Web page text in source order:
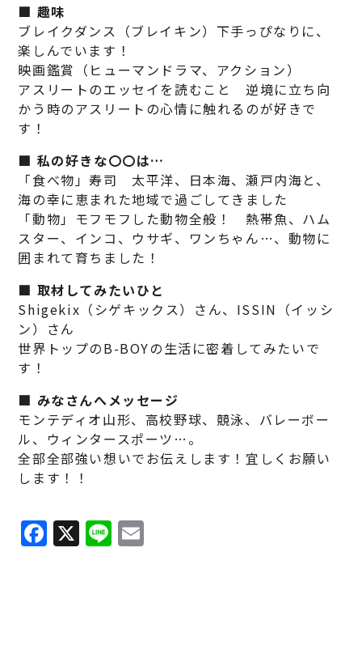
■ 趣味
ブレイクダンス（ブレイキン）下手っぴなりに、
楽しんでいます！
映画鑑賞（ヒューマンドラマ、アクション）
アスリートのエッセイを読むこと 逆境に立ち向
かう時のアスリートの心情に触れるのが好きで
す！
■ 私の好きな〇〇は…
「食べ物」寿司 太平洋、日本海、瀬戸内海と、
海の幸に恵まれた地域で過ごしてきました
「動物」モフモフした動物全般！ 熱帯魚、ハム
スター、インコ、ウサギ、ワンちゃん…、動物に
囲まれて育ちました！
■ 取材してみたいひと
Shigekix（シゲキックス）さん、ISSIN（イッシ
ン）さん
世界トップのB-BOYの生活に密着してみたいで
す！
■ みなさんへメッセージ
モンテディオ山形、高校野球、競泳、バレーボー
ル、ウィンタースポーツ…。
全部全部強い想いでお伝えします！宜しくお願い
します！！
Facebook
X Line